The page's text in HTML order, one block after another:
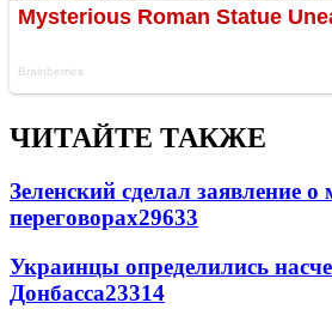
ЧИТАЙТЕ ТАКЖЕ
Зеленский сделал заявление
переговорах29633
Украинцы определились
Донбасса23314